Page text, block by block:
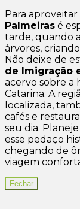
Para aproveitar
Palmeiras é
tarde, quando
árvores,
Não deixe de
de Imigração
acervo sobre a
Catarina. A
localizada,
cafés e
seu dia.
esse pedaço
chegando de
viagem
Fechar